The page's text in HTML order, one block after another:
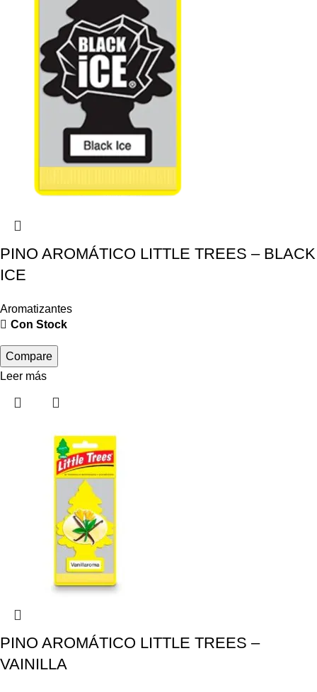
PINO AROMÁTICO LITTLE TREES – BLACK
ICE
Aromatizantes
Con Stock
Compare
Leer más
PINO AROMÁTICO LITTLE TREES –
VAINILLA